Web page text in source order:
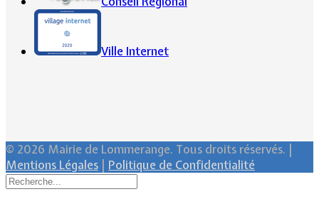
Ville Internet
© 2026 Mairie de Lommerange. Tous droits réservés. |
Mentions Légales
Politique de Confidentialité